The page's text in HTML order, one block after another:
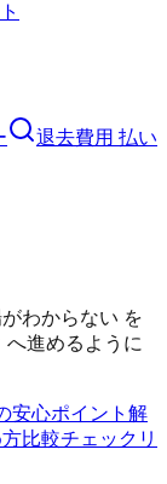
退去費用 払い
わからない を
進めるように
安心ポイント 解
比較チェックリ